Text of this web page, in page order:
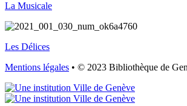
La Musicale
Les Délices
Mentions légales • © 2023 Bibliothèque de